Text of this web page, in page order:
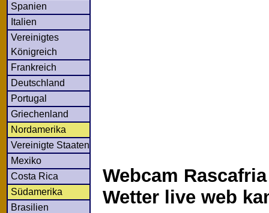
Spanien
Italien
Vereinigtes
Königreich
Frankreich
Deutschland
Portugal
Griechenland
Nordamerika
Vereinigte Staaten
Mexiko
Costa Rica
Südamerika
Brasilien
Webcam
Wetter live web